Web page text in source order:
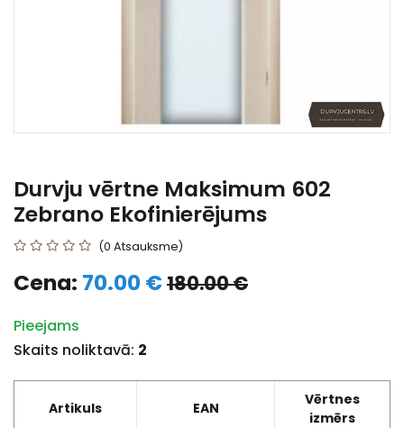
Durvju vērtne Maksimum 602
Zebrano Ekofinierējums
(0 Atsauksme)
Cena: 70.00 €180.00 €
Pieejams
Skaits noliktavā: 2
Artikuls EAN
Vērtnes
izmērs